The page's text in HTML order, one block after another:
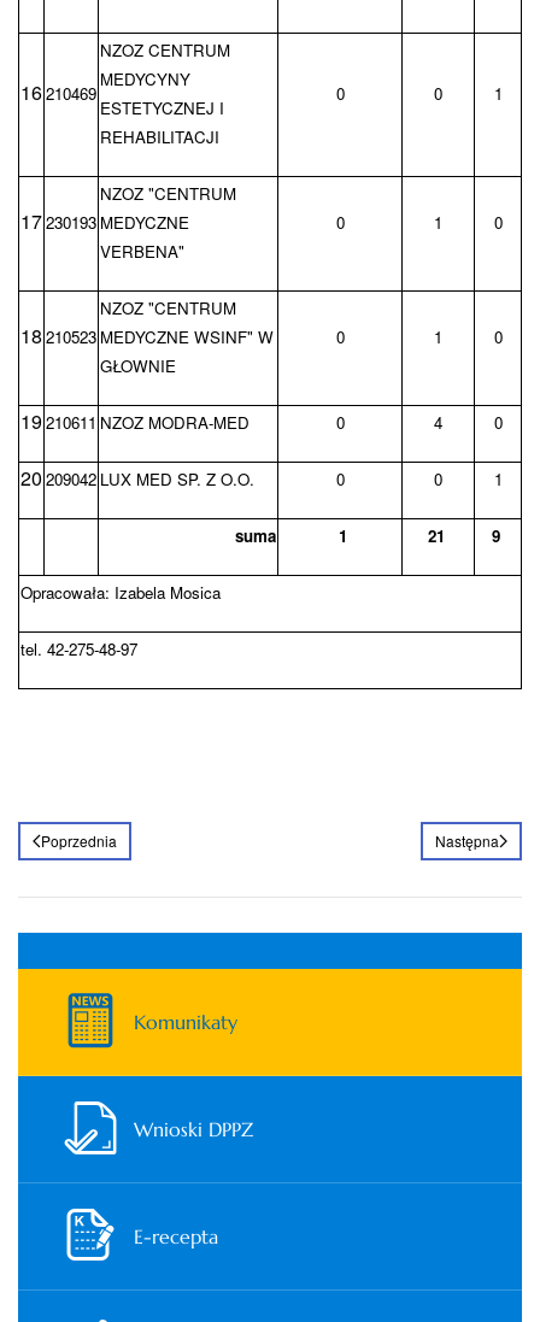
16210469
NZOZ CENTRUM
MEDYCYNY
ESTETYCZNEJ I
REHABILITACJI
0 0 1
17230193
NZOZ "CENTRUM
MEDYCZNE
VERBENA"
0 1 0
18 210523
NZOZ "CENTRUM
MEDYCZNE WSINF" W
GŁOWNIE
0 1 0
19210611 NZOZ MODRA-MED 0 4 0
20 209042 LUX MED SP. Z O.O. 0 0 1
suma 1 21 9
Opracowała: Izabela Mosica
tel. 42-275-48-97
Poprzednia Następna
Komunikaty
Wnioski DPPZ
E-recepta